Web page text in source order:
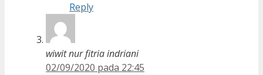
Reply
wiwit nur fitria indriani
02/09/2020 pada 22:45